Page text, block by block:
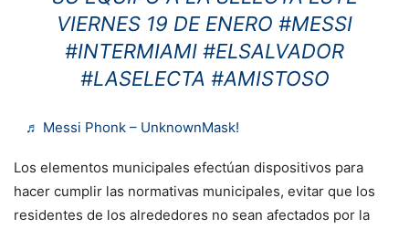
VIERNES 19 DE ENERO #MESSI
#INTERMIAMI #ELSALVADOR
#LASELECTA #AMISTOSO
♬ Messi Phonk – UnknownMask!
Los elementos municipales efectúan dispositivos para
hacer cumplir las normativas municipales, evitar que los
residentes de los alrededores no sean afectados por la